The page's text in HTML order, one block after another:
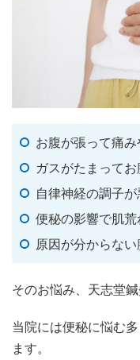
お腹が張って痛
ガスがたまって
自律神経の調子が
便秘の影響で肌荒
原因が分からな
そのお悩み、天志堂
当院には便秘に悩む
ます。